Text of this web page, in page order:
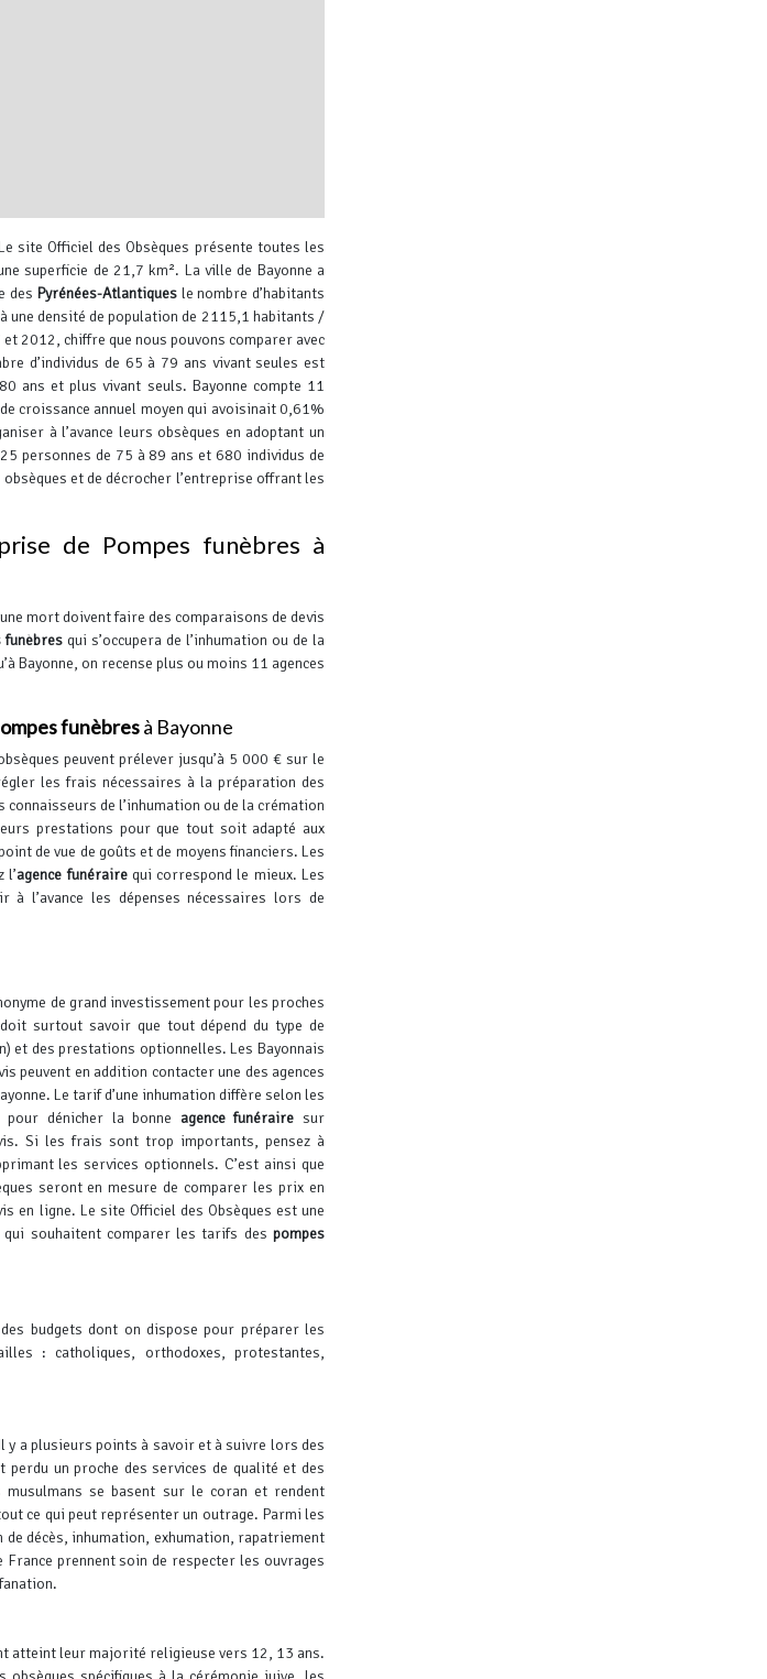
Leaflet OpenStreetMap
site Officiel des Obsèques présente toutes les
superficie de 21,7 km². La ville de Bayonne a
des Pyrénées-Atlantiques le nombre d’habitants
une densité de population de 2115,1 habitants /
2012, chiffre que nous pouvons comparer avec
d’individus de 65 à 79 ans vivant seules est
ans et plus vivant seuls. Bayonne compte 11
croissance annuel moyen qui avoisinait 0,61%
à l’avance leurs obsèques en adoptant un
personnes de 75 à 89 ans et 680 individus de
et de décrocher l’entreprise offrant les
de Pompes funèbres à
mort doivent faire des comparaisons de devis
funèbres qui s’occupera de l’inhumation ou de la
Bayonne, on recense plus ou moins 11 agences
funèbresà Bayonne
peuvent prélever jusqu’à 5 000 € sur le
les frais nécessaires à la préparation des
de l’inhumation ou de la crémation
prestations pour que tout soit adapté aux
de vue de goûts et de moyens financiers. Les
l’agence funérairequi correspond le mieux. Les
à l’avance les dépenses nécessaires lors de
de grand investissement pour les proches
surtout savoir que tout dépend du type de
et des prestations optionnelles. Les Bayonnais
peuvent en addition contacter une des agences
Le tarif d’une inhumation diffère selon les
dénicher la bonne agence funéraire sur
Si les frais sont trop importants, pensez à
les services optionnels. C’est ainsi que
seront en mesure de comparer les prix en
en ligne. Le site Officiel des Obsèques est une
qui souhaitent comparer les tarifs des pompes
budgets dont on dispose pour préparer les
: catholiques, orthodoxes, protestantes,
a plusieurs points à savoir et à suivre lors des
perdu un proche des services de qualité et des
se basent sur le coran et rendent
ce qui peut représenter un outrage. Parmi les
décès, inhumation, exhumation, rapatriement
France prennent soin de respecter les ouvrages
atteint leur majorité religieuse vers 12, 13 ans.